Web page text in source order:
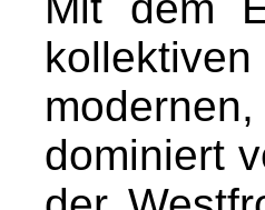
dominiert